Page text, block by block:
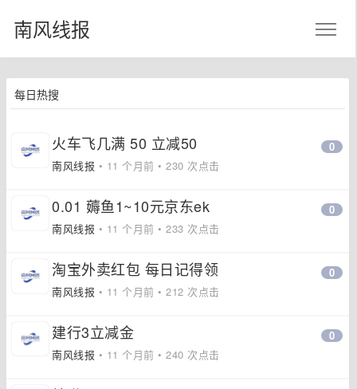
南风线报
每日热搜
火车飞几满 50 立减50
南风线报 • 11 个月前 • 230 次点击
0
0.01 薅鱼1~10元京东ek
南风线报 • 11 个月前 • 233 次点击
0
淘宝外卖红包 每日记得领
南风线报 • 11 个月前 • 212 次点击
0
建行3立减金
南风线报 • 11 个月前 • 240 次点击
0